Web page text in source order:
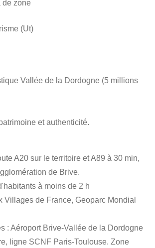
de zone
(Ut)
Vallée de la Dordogne (5 millions
et authenticité.
A20 sur le territoire et A89 à 30 min,
de Brive.
à moins de 2 h
Villages de France, Geoparc Mondial
: Aéroport Brive-Vallée de la Dordogne
ligne SCNF Paris-Toulouse. Zone